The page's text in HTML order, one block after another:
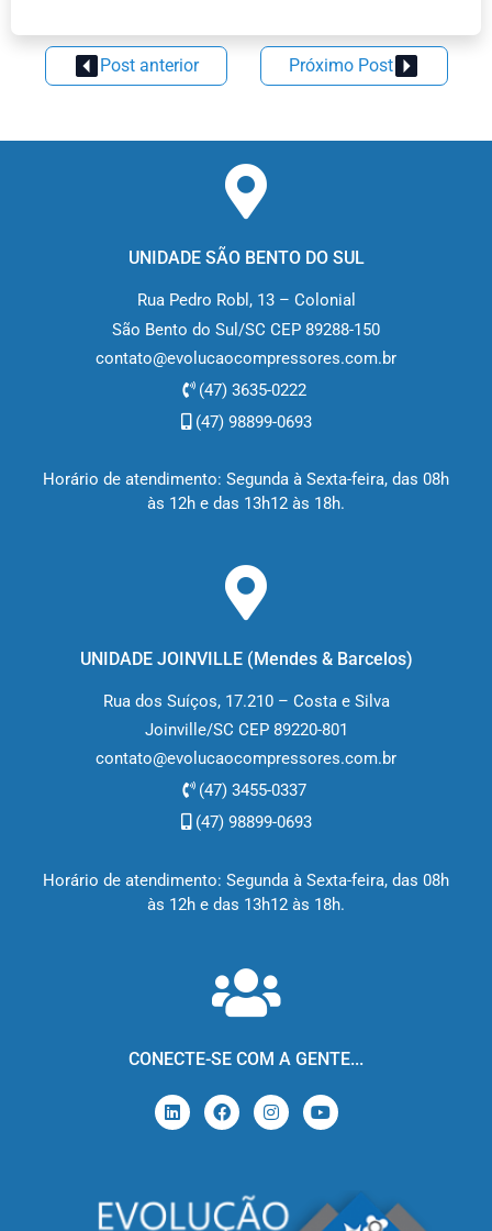
Post anterior Próximo Post
UNIDADE SÃO BENTO DO SUL
Rua Pedro Robl, 13 – Colonial
São Bento do Sul/SC CEP 89288-150
contato@evolucaocompressores.com.br
(47) 3635-0222
(47) 98899-0693
Horário de atendimento: Segunda à Sexta-feira, das 08h
às 12h e das 13h12 às 18h.
UNIDADE JOINVILLE (Mendes & Barcelos)
Rua dos Suíços, 17.210 – Costa e Silva
Joinville/SC CEP 89220-801
contato@evolucaocompressores.com.br
(47) 3455-0337
(47) 98899-0693
Horário de atendimento: Segunda à Sexta-feira, das 08h
às 12h e das 13h12 às 18h.
CONECTE-SE COM A GENTE...